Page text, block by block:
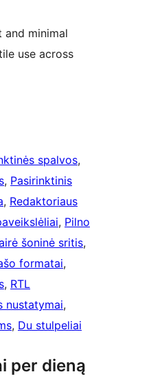
and minimal
use across
spalvos
, Pasirinktinis
, Redaktoriaus
, Pilno
šoninė sritis
formatai
, RTL
nustatymai
, Du stulpeliai
per dieną